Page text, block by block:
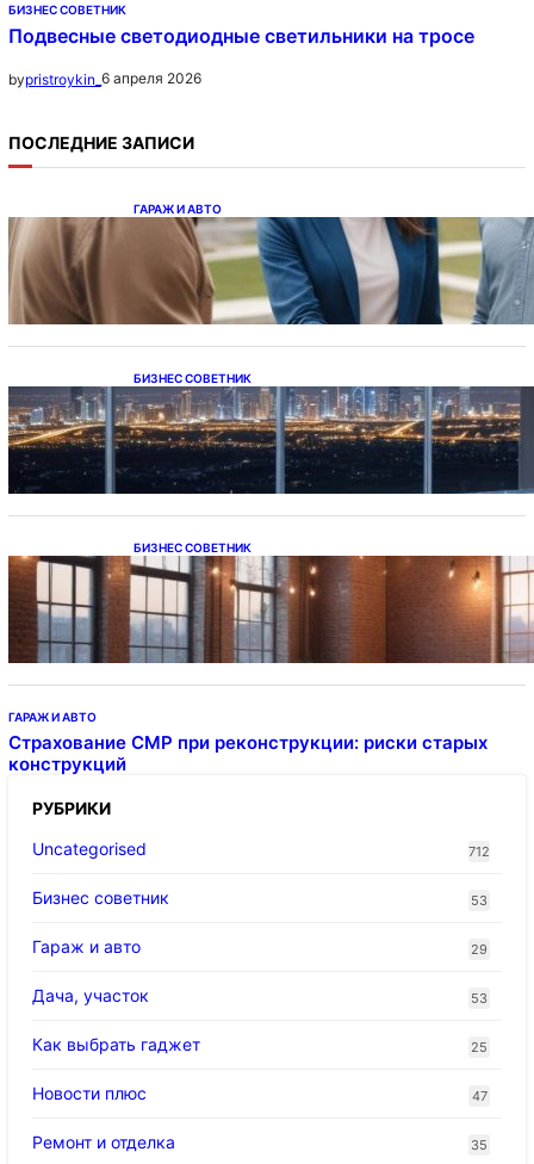
БИЗНЕС СОВЕТНИК
Подвесные светодиодные светильники на тросе
bypristroykin_ 6 апреля 2026
ПОСЛЕДНИЕ ЗАПИСИ
ГАРАЖ И АВТО
Ипотека на новостройки при оформлении
напрямую у застройщика
БИЗНЕС СОВЕТНИК
Каталог светодиодных светильников и
LED-освещения в Казахстане
БИЗНЕС СОВЕТНИК
Подвесные светодиодные светильники на
тросе
ГАРАЖ И АВТО
Страхование СМР при реконструкции: риски старых
конструкций
РУБРИКИ
Uncategorised
712
Бизнес советник 53
Гараж и авто 29
Дача, участок 53
Как выбрать гаджет 25
Новости плюс 47
Ремонт и отделка 35